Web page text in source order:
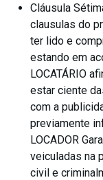
Cláusula
clausulas do
ter lido e
estando em
LOCATÁRIO
estar ciente
com a
previamente
LOCADOR
veiculadas na
civil e